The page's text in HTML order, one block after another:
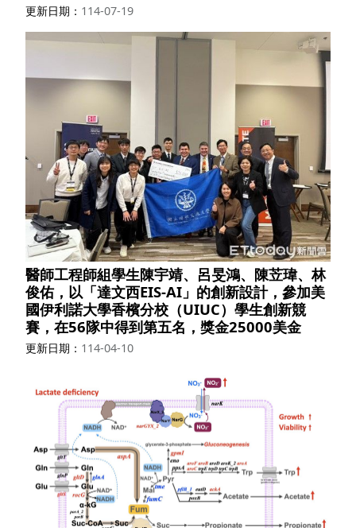
更新日期 114-07-19
醫師工程師組學生陳宇靖、呂旻鴻、陳苙瑋、林
俊佑，以「達文西EIS-AI」的創新設計，參加美
國伊利諾大學香檳分校（UIUC）學生創新競
賽，在56隊中得到第五名，獎金25000美金
更新日期 114-04-10